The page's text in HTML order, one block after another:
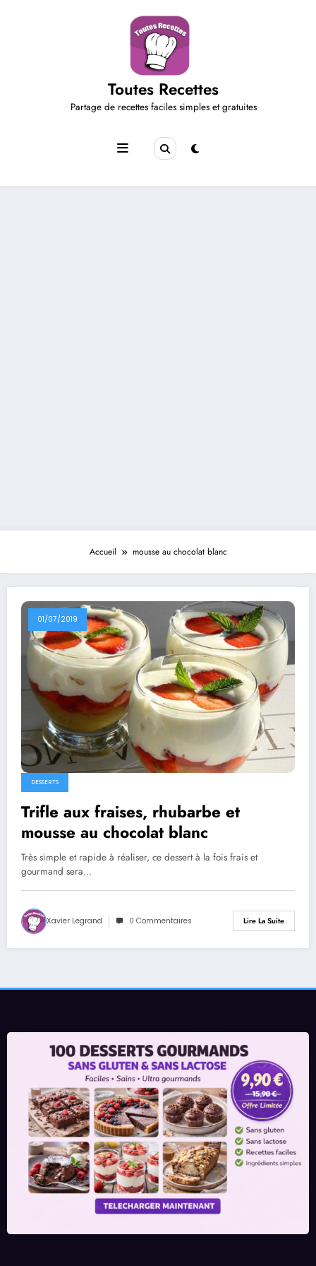
Toutes Recettes
Partage de recettes faciles simples et gratuites
Accueil mousse au chocolat blanc
01/07/2019
DESSERTS
Trifle aux fraises, rhubarbe et
mousse au chocolat blanc
Très simple et rapide à réaliser, ce dessert à la fois frais et
gourmand sera…
Xavier Legrand 0 Commentaires Lire La Suite